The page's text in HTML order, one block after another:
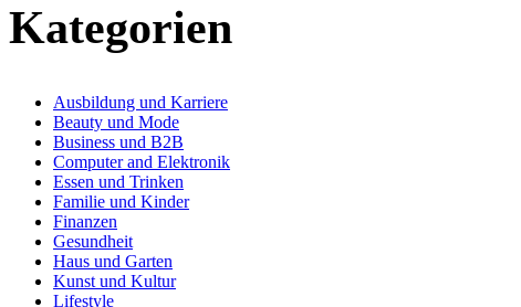
Kategorien
Ausbildung und Karriere
Beauty und Mode
Business und B2B
Computer and Elektronik
Essen und Trinken
Familie und Kinder
Finanzen
Gesundheit
Haus und Garten
Kunst und Kultur
Lifestyle